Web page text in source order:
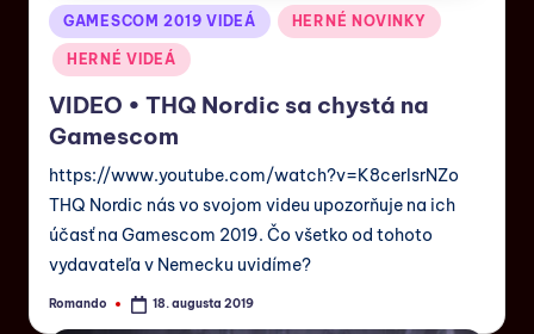
GAMESCOM 2019 VIDEÁ HERNÉ NOVINKY
HERNÉ VIDEÁ
VIDEO • THQ Nordic sa chystá na
Gamescom
https://www.youtube.com/watch?v=K8cerIsrNZo
THQ Nordic nás vo svojom videu upozorňuje na ich
účasť na Gamescom 2019. Čo všetko od tohoto
vydavateľa v Nemecku uvidíme?
Romando 18. augusta 2019